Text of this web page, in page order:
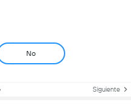
No
Siguiente